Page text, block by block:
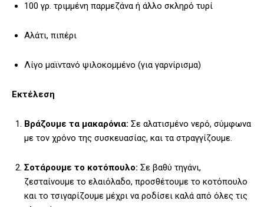
100 γρ. τριμμένη παρμεζάνα ή άλλο σκληρό τυρί
Αλάτι, πιπέρι
Λίγο μαϊντανό ψιλοκομμένο (για γαρνίρισμα)
Εκτέλεση
Βράζουμε τα μακαρόνια: Σε αλατισμένο νερό, σύμφωνα
με τον χρόνο της συσκευασίας, και τα στραγγίζουμε.
Σοτάρουμε το κοτόπουλο: Σε βαθύ τηγάνι,
ζεσταίνουμε το ελαιόλαδο, προσθέτουμε το κοτόπουλο
και το τσιγαρίζουμε μέχρι να ροδίσει καλά από όλες τις